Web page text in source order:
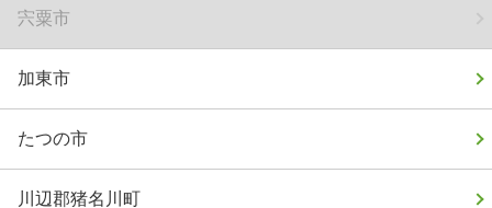
宍粟市
加東市
たつの市
川辺郡猪名川町